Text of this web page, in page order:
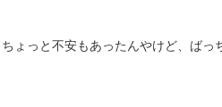
ょっと不安もあったんやけど、ばっ